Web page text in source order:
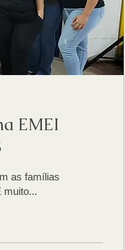
EMEI
as famílias
muito...